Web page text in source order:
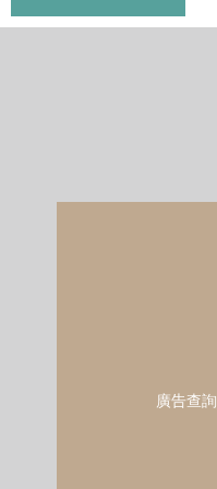
廣告查詢